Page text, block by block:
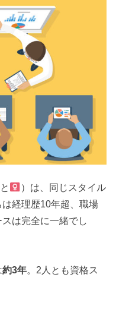
と
）は、同じスタイル
経理歴10年超、職場
は完全に一緒でし
約3年。2人とも資格ス